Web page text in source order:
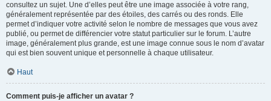
consultez un sujet. Une d’elles peut être une image associée à votre rang,
généralement représentée par des étoiles, des carrés ou des ronds. Elle
permet d’indiquer votre activité selon le nombre de messages que vous avez
publié, ou permet de différencier votre statut particulier sur le forum. L’autre
image, généralement plus grande, est une image connue sous le nom d’avatar
qui est bien souvent unique et personnelle à chaque utilisateur.
Haut
Comment puis-je afficher un avatar ?